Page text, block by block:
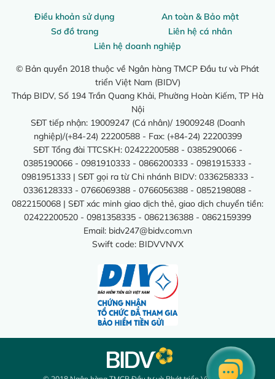
Điều khoản sử dụng
An toàn & Bảo mật
Sơ đồ trang
Liên hệ cá nhân
Liên hệ doanh nghiệp
© Bản quyền 2018 thuộc về Ngân hàng TMCP Đầu tư và Phát
triển Việt Nam (BIDV)
Tháp BIDV, Số 194 Trần Quang Khải, Phường Hoàn Kiếm, TP Hà
Nội
SĐT tiếp nhận: 19009247 (Cá nhân)/ 19009248 (Doanh
nghiệp)/(+84-24) 22200588 - Fax: (+84-24) 22200399
SĐT Tổng đài TTCSKH: 02422200588 - 0385290066 -
0385190066 - 0981910333 - 0866200333 - 0981915333 -
0981951333 | SĐT gọi ra từ Chi nhánh BIDV: 0336258333 -
0336128333 - 0766069388 - 0766056388 - 0852198088 -
0822150068 | SĐT xác minh giao dịch thẻ, giao dịch chuyển tiền:
02422200520 - 0981358335 - 0862136388 - 0862159399
Email: bidv247@bidv.com.vn
Swift code: BIDVVNVX